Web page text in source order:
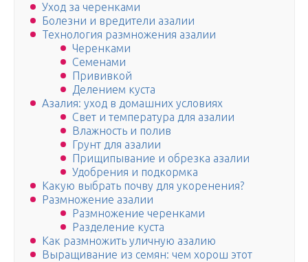
Уход за черенками
Болезни и вредители азалии
Технология размножения азалии
Черенками
Семенами
Прививкой
Делением куста
Азалия: уход в домашних условиях
Свет и температура для азалии
Влажность и полив
Грунт для азалии
Прищипывание и обрезка азалии
Удобрения и подкормка
Какую выбрать почву для укоренения?
Размножение азалии
Размножение черенками
Разделение куста
Как размножить уличную азалию
Выращивание из семян: чем хорош этот